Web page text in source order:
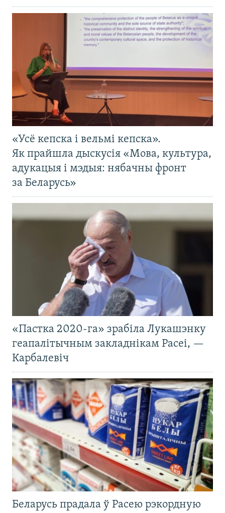
«Усё кепска і вельмі кепска».
Як прайшла дыскусія «Мова, культура,
адукацыя і мэдыя: нябачны фронт
за Беларусь»
«Пастка 2020-га» зрабіла Лукашэнку
геапалітычным закладнікам Расеі, —
Карбалевіч
Беларусь прадала ў Расею рэкордную